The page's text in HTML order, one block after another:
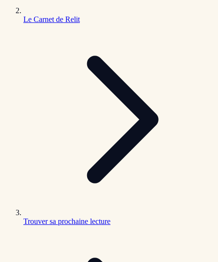
Le Carnet de Relit
Trouver sa prochaine lecture